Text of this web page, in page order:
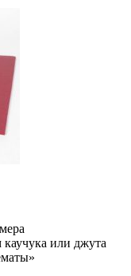
или джута